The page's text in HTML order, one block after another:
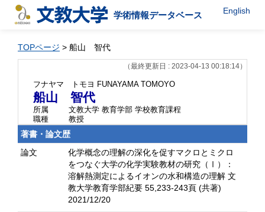
学術情報データベース English
TOPページ > 船山 智代
（最終更新日 : 2023-04-13 00:18:14）
フナヤマ トモヨ FUNAYAMA TOMOYO
船山 智代
所属
文教大学 教育学部 学校教育課程
職種
教授
著書・論文歴
論文
化学概念の理解の深化を促すマクロとミクロ
をつなぐ大学の化学実験教材の研究（Ⅰ）：
溶解熱測定によるイオンの水和構造の理解 文
教大学教育学部紀要 55,233-243頁 (共著)
2021/12/20